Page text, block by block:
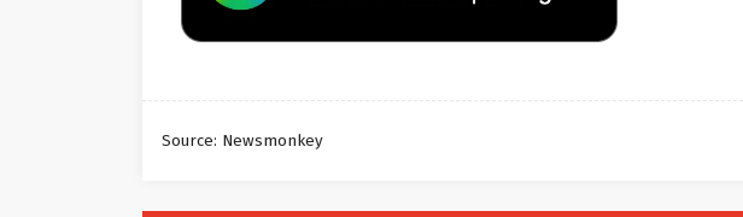
Source: Newsmonkey